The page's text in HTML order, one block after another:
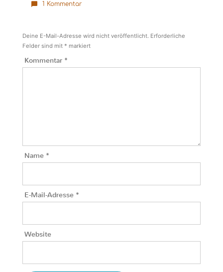
1 Kommentar
Deine E-Mail-Adresse wird nicht veröffentlicht. Erforderliche
Felder sind mit * markiert
Kommentar *
Name *
E-Mail-Adresse *
Website